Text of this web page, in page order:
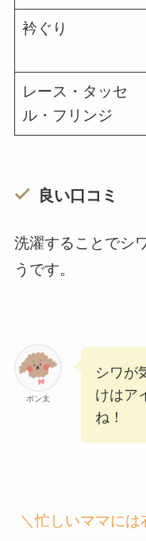
衿ぐり
レース・タッセ
ル・フリンジ
良い口コミ
洗濯することでシ
うです。
ポン太
シワが
けはア
ね！
＼忙しいママに